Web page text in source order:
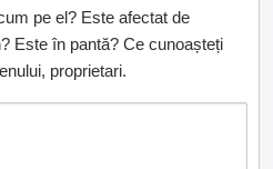
pe el? Este afectat de
Este în pantă? Ce cunoașteți
proprietari.